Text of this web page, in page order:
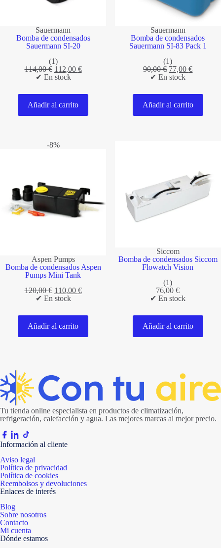
Sauermann
Bomba de condensados
Sauermann SI-20
(1)
114,00€ El
precio
era:
114,00 €.
112,00 €El
es:
✔ En stock
Añadir al carrito
Sauermann
Bomba de condensados
Sauermann SI-83 Pack 1
(1)
90,00€ El
precio
era:
90,00 €.
77,00€El
es:
✔ En stock
Añadir al carrito
-8%
Aspen Pumps
Bomba de condensados Aspen
Pumps Mini Tank
120,00€ El
precio
era:
120,00 €.
110,00 €El
es:
✔ En stock
Añadir al carrito
Siccom
Bomba de condensados Siccom
Flowatch Vision
(1)
76,00€
✔ En stock
Añadir al carrito
Tu tienda online especialista en productos de climatización,
refrigeración, calefacción y agua. Las mejores marcas al mejor precio.
Información al cliente
Aviso legal
Política de privacidad
Política de cookies
Reembolsos y devoluciones
Enlaces de interés
Blog
Sobre nosotros
Contacto
Mi cuenta
Dónde estamos